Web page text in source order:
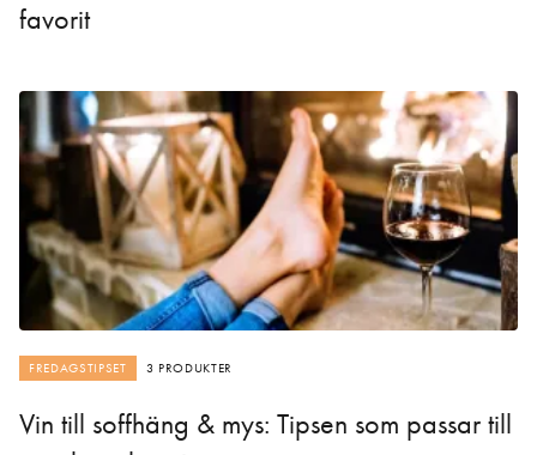
favorit
FREDAGSTIPSET 3 PRODUKTER
Vin till soffhäng & mys: Tipsen som passar till